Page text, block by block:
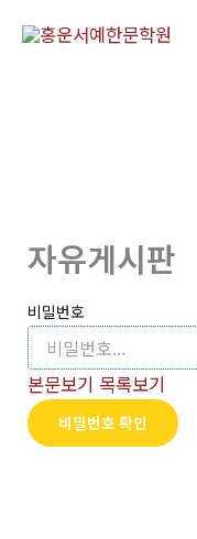
자유게시판
비밀번호
본문보기 목록보기
비밀번호 확인